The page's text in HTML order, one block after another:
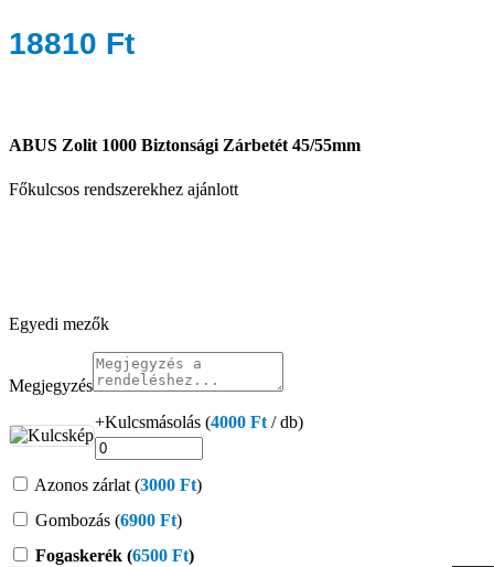
18810 Ft
ABUS Zolit 1000 Biztonsági Zárbetét 45/55mm
Főkulcsos rendszerekhez ajánlott
Egyedi mezők
Megjegyzés
+Kulcsmásolás (4000 Ft / db)
Azonos zárlat (3000 Ft)
Gombozás (6900 Ft)
Fogaskerék (6500 Ft)